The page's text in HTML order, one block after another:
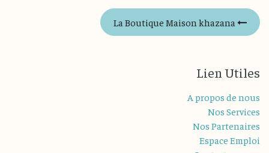
Lien Utiles
A propos de nous
Nos Services
Nos Partenaires
Espace Emploi